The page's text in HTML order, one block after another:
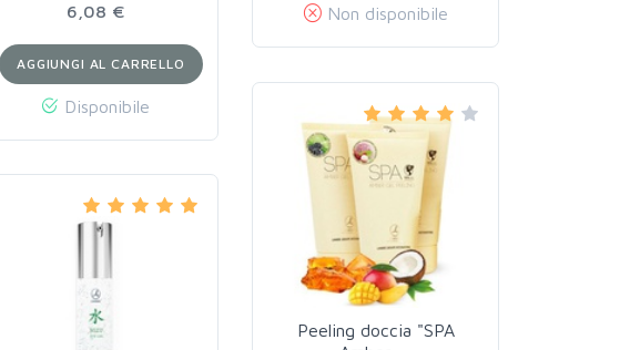
Non disponibile
6,08 €
AGGIUNGI AL CARRELLO
Disponibile
Peeling doccia "SPA